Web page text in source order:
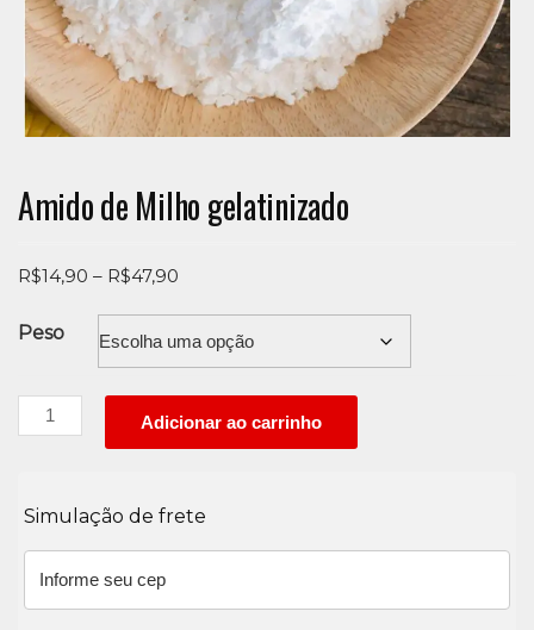
Amido de Milho gelatinizado
R$14,90 – R$47,90
through
Peso
Amido
de
quantidade
Adicionar ao carrinho
Simulação de frete